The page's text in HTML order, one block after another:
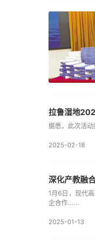
拉鲁湿地
据悉，此次活
2025-02-18
深化产教融
1月6日，现代
企合作......
2025-01-13